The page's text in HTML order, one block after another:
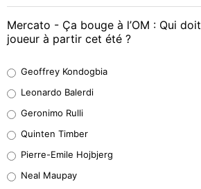
Mercato - Ça bouge à l’OM : Qui
joueur à partir cet été ?
38%
32%
5%
Geoffrey Kondogbia
Leonardo Balerdi
Geronimo Rulli
Quinten Timber
Pierre-Emile Hojbjerg
Neal Maupay